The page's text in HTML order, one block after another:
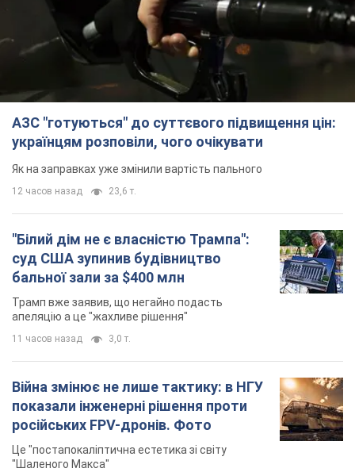
АЗС "готуються" до суттєвого підвищення цін:
українцям розповіли, чого очікувати
Як на заправках уже змінили вартість пального
12 часов назад 23,6 т.
"Білий дім не є власністю Трампа":
суд США зупинив будівництво
бальної зали за $400 млн
Трамп вже заявив, що негайно подасть
апеляцію а це "жахливе рішення"
11 часов назад 3,0 т.
Війна змінює не лише тактику: в НГУ
показали інженерні рішення проти
російських FPV-дронів. Фото
Це "постапокаліптична естетика зі світу
"Шаленого Макса"